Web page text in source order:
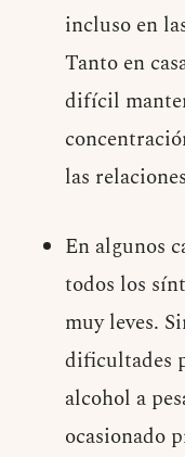
incluso en
Tanto en
difícil
las
En algunos
todos los
muy leves.
dificultades
alcohol a
ocasionado